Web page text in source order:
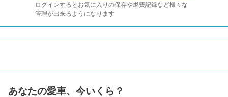
ログインするとお気に入りの保存や燃費記録など様々な
管理が出来るようになります
あなたの愛車、今いくら？